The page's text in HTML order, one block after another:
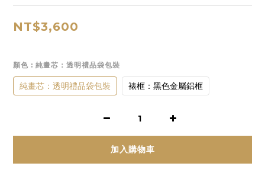
NT$3,600
顏色 : 純畫芯：透明禮品袋包裝
純畫芯：透明禮品袋包裝 裱框：黑色金屬鋁框
加入購物車